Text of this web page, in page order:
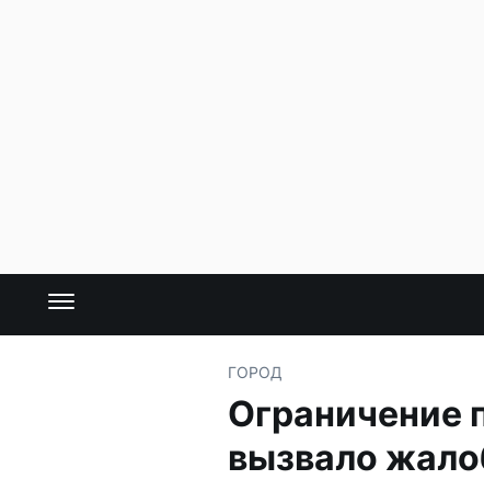
ГОРОД
Ограничение
вызвало